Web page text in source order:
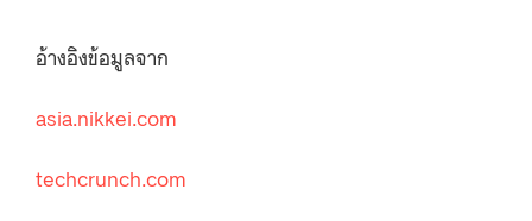
อ้างอิงข้อมูลจาก
asia.nikkei.com
techcrunch.com